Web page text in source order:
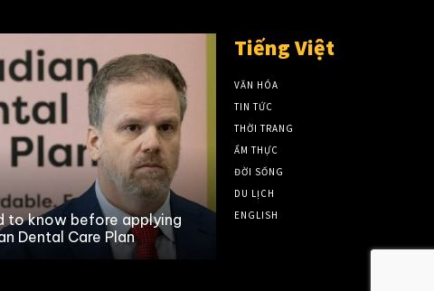
to know before applying
Dental Care Plan
Những công việc được trả
Tiếng Việt
VĂN HÓA
TIN TỨC
THỜI TRANG
ẨM THỰC
ĐỜI SỐNG
DU LỊCH
ENGLISH